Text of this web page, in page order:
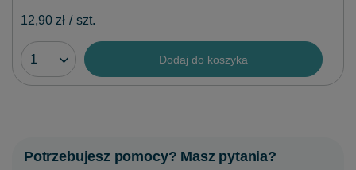
12,90 zł / szt.
Dodaj do koszyka
Potrzebujesz pomocy? Masz pytania?